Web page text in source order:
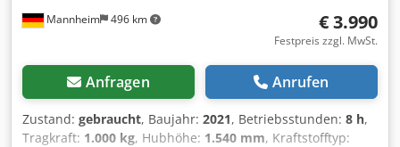
Mannheim 496 km € 3.990
Festpreis zzgl. MwSt.
Anfragen Anrufen
Zustand: gebraucht, Baujahr: 2021, Betriebsstunden: 8 h,
Tragkraft: 1.000 kg, Hubhöhe: 1.540 mm, Kraftstofftyp: